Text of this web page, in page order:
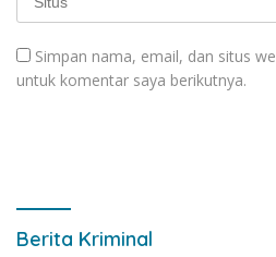
Simpan nama, email, dan situs
untuk komentar saya berikutnya.
Berita Kriminal